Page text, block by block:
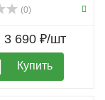
(0)
3 690 ₽/шт
Купить